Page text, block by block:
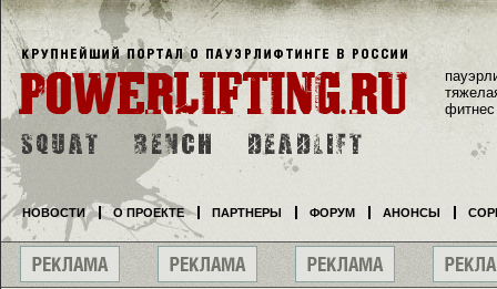
фитнес
НОВОСТИ О ПРОЕКТЕ ПАРТНЕРЫ ФОРУМ АНОНСЫ